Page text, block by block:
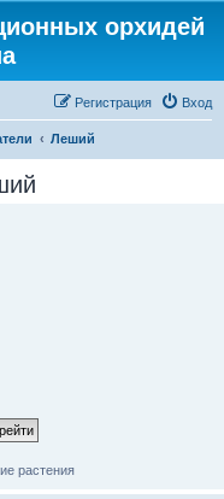
орхидей
Вход
Регистрация
Леший
растения